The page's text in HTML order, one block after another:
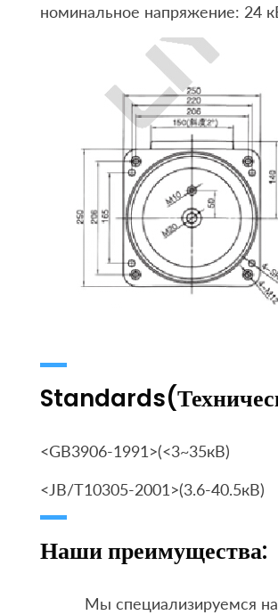
номинальное напряжение: 24
<GB3906-1991>(<3~35кВ)
<JB/T10305-2001>(3.6-40.5кВ)
Наши преимущества:
Мы специализируемся